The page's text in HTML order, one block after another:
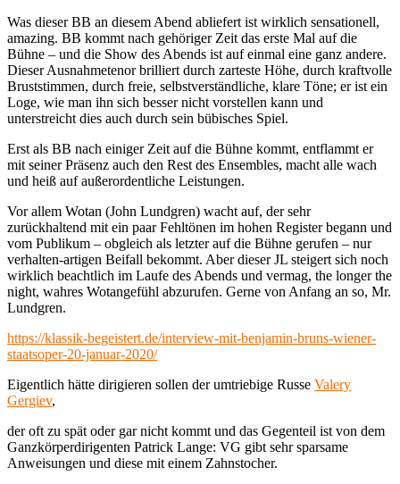
Was dieser BB an diesem Abend abliefert ist wirklich sensationell,
amazing. BB kommt nach gehöriger Zeit das erste Mal auf die
Bühne – und die Show des Abends ist auf einmal eine ganz andere.
Dieser Ausnahmetenor brilliert durch zarteste Höhe, durch kraftvolle
Bruststimmen, durch freie, selbstverständliche, klare Töne; er ist ein
Loge, wie man ihn sich besser nicht vorstellen kann und
unterstreicht dies auch durch sein bübisches Spiel.
Erst als BB nach einiger Zeit auf die Bühne kommt, entflammt er
mit seiner Präsenz auch den Rest des Ensembles, macht alle wach
und heiß auf außerordentliche Leistungen.
Vor allem Wotan (John Lundgren) wacht auf, der sehr
zurückhaltend mit ein paar Fehltönen im hohen Register begann und
vom Publikum – obgleich als letzter auf die Bühne gerufen – nur
verhalten-artigen Beifall bekommt. Aber dieser JL steigert sich noch
wirklich beachtlich im Laufe des Abends und vermag, the longer the
night, wahres Wotangefühl abzurufen. Gerne von Anfang an so, Mr.
Lundgren.
https://klassik-begeistert.de/interview-mit-benjamin-bruns-wiener-
staatsoper-20-januar-2020/
Eigentlich hätte dirigieren sollen der umtriebige Russe Valery
Gergiev,
der oft zu spät oder gar nicht kommt und das Gegenteil ist von dem
Ganzkörperdirigenten Patrick Lange: VG gibt sehr sparsame
Anweisungen und diese mit einem Zahnstocher.